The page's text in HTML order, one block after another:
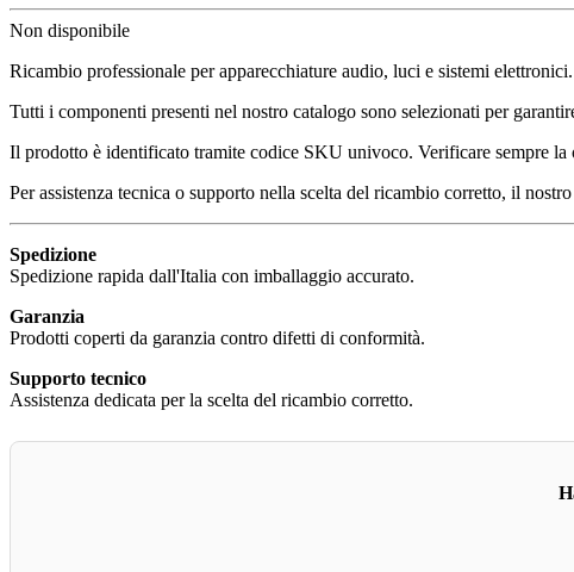
Non disponibile
Ricambio professionale per apparecchiature audio, luci e sistemi elettronici.
Tutti i componenti presenti nel nostro catalogo sono selezionati per
Il prodotto è identificato tramite codice SKU univoco. Verificare sempre
Per assistenza tecnica o supporto nella scelta del ricambio corretto, il
Spedizione
Spedizione rapida dall'Italia con imballaggio accurato.
Garanzia
Prodotti coperti da garanzia contro difetti di conformità.
Supporto tecnico
Assistenza dedicata per la scelta del ricambio corretto.